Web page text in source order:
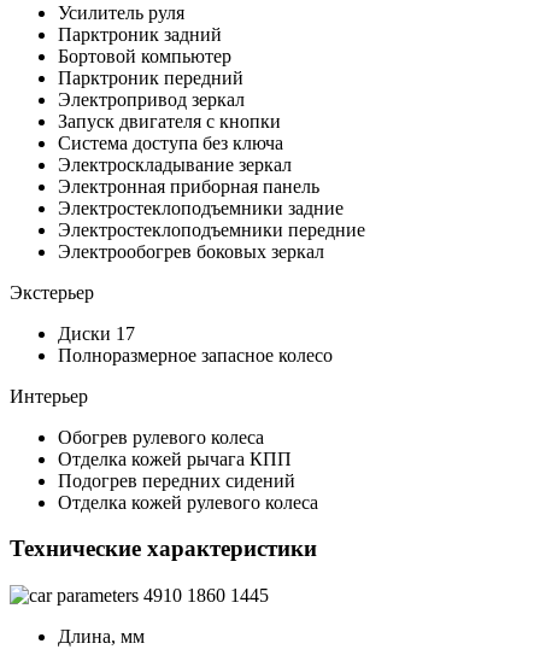
Усилитель руля
Парктроник задний
Бортовой компьютер
Парктроник передний
Электропривод зеркал
Запуск двигателя с кнопки
Система доступа без ключа
Электроскладывание зеркал
Электронная приборная панель
Электростеклоподъемники задние
Электростеклоподъемники передние
Электрообогрев боковых зеркал
Экстерьер
Диски 17
Полноразмерное запасное колесо
Интерьер
Обогрев рулевого колеса
Отделка кожей рычага КПП
Подогрев передних сидений
Отделка кожей рулевого колеса
Технические характеристики
4910 1860 1445
Длина, мм